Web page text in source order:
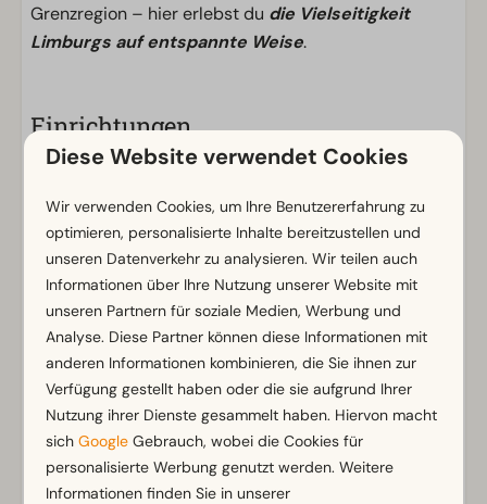
Grenzregion – hier erlebst du die Vielseitigkeit
Limburgs auf entspannte Weise.
Einrichtungen
Allgemein
Nichtraucher
WLAN (gratis)
Mit mehreren Stockwerken
m² Fläche: 87
Parkmöglichkeit in der Nähe der Ferienunterkunft
Badezimmer
Badezimmer unten: 1
Dusche
Toiletten im Badezimmer: 1
Zeig mehr ↓
Diese Website verwendet Cookies
Wir verwenden Cookies, um Ihre Benutzererfahrung zu
optimieren, personalisierte Inhalte bereitzustellen und
unseren Datenverkehr zu analysieren. Wir teilen auch
Informationen über Ihre Nutzung unserer Website mit
unseren Partnern für soziale Medien, Werbung und
Analyse. Diese Partner können diese Informationen mit
anderen Informationen kombinieren, die Sie ihnen zur
Verfügung gestellt haben oder die sie aufgrund Ihrer
Nutzung ihrer Dienste gesammelt haben. Hiervon macht
sichGoogle Gebrauch, wobei die Cookies für
personalisierte Werbung genutzt werden. Weitere
Informationen finden Sie in unserer